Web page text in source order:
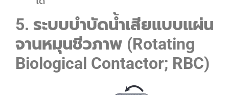
5. ระบบบำบัดน้ำเสียแบบแผ่น
จานหมุนชีวภาพ (Rotating
Biological Contactor; RBC)